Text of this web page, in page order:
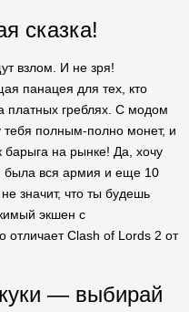
сказка!
взлом. И не зря!
панацея для тех, кто
платных греблях. С модом
полным-полно монет, и
на рынке! Да, хочу
была вся армия и еще 10
значит, что ты будешь
экшен с
Clash of Lords 2 от
— выбирай